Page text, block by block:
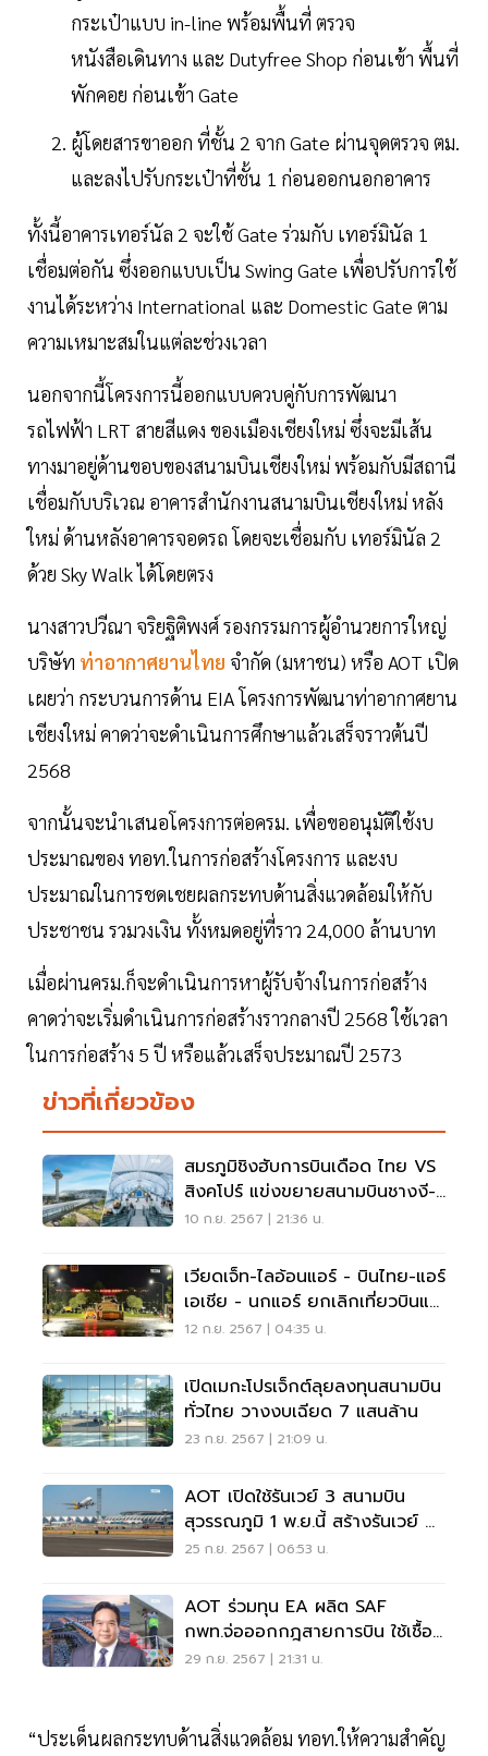
กระเป๋าแบบ in-line พร้อมพื้นที่ ตรวจ
หนังสือเดินทาง และ Dutyfree Shop ก่อนเข้า พื้นที่
พักคอย ก่อนเข้า Gate
ผู้โดยสารขาออก ที่ชั้น 2 จาก Gate ผ่านจุดตรวจ ตม.
และลงไปรับกระเป๋าที่ชั้น 1 ก่อนออกนอกอาคาร
ทั้งนี้อาคารเทอร์นัล 2 จะใช้ Gate ร่วมกับ เทอร์มินัล 1
เชื่อมต่อกัน ซึ่งออกแบบเป็น Swing Gate เพื่อปรับการใช้
งานได้ระหว่าง International และ Domestic Gate ตาม
ความเหมาะสมในแต่ละช่วงเวลา
นอกจากนี้โครงการนี้ออกแบบควบคู่กับการพัฒนา
รถไฟฟ้า LRT สายสีแดง ของเมืองเชียงใหม่ ซึ่งจะมีเส้น
ทางมาอยู่ด้านขอบของสนามบินเชียงใหม่ พร้อมกับมีสถานี
เชื่อมกับบริเวณ อาคารสำนักงานสนามบินเชียงใหม่ หลัง
ใหม่ ด้านหลังอาคารจอดรถ โดยจะเชื่อมกับ เทอร์มินัล 2
ด้วย Sky Walk ได้โดยตรง
นางสาวปวีณา จริยฐิติพงศ์ รองกรรมการผู้อำนวยการใหญ่
บริษัท ท่าอากาศยานไทย จำกัด (มหาชน) หรือ AOT เปิด
เผยว่า กระบวนการด้าน EIA โครงการพัฒนาท่าอากาศยาน
เชียงใหม่ คาดว่าจะดำเนินการศึกษาแล้วเสร็จราวต้นปี
2568
จากนั้นจะนำเสนอโครงการต่อครม. เพื่อขออนุมัติใช้งบ
ประมาณของ ทอท.ในการก่อสร้างโครงการ และงบ
ประมาณในการชดเชยผลกระทบด้านสิ่งแวดล้อมให้กับ
ประชาชน รวมวงเงิน ทั้งหมดอยู่ที่ราว 24,000 ล้านบาท
เมื่อผ่านครม.ก็จะดำเนินการหาผู้รับจ้างในการก่อสร้าง
คาดว่าจะเริ่มดำเนินการก่อสร้างราวกลางปี 2568 ใช้เวลา
ในการก่อสร้าง 5 ปี หรือแล้วเสร็จประมาณปี 2573
ข่าวที่เกี่ยวข้อง
สมรภูมิชิงฮับการบินเดือด ไทย VS
สิงคโปร์ แข่งขยายสนามบินชางงี-
สุวรรณภูมิ
10 ก.ย. 2567 | 21:36 น.
เวียดเจ็ท-ไลอ้อนแอร์ - บินไทย-แอร์
เอเชีย - นกแอร์ ยกเลิกเที่ยวบินแม่
ฟ้าหลวง
12 ก.ย. 2567 | 04:35 น.
เปิดเมกะโปรเจ็กต์ลุยลงทุนสนามบิน
ทั่วไทย วางงบเฉียด 7 แสนล้าน
23 ก.ย. 2567 | 21:09 น.
AOT เปิดใช้รันเวย์ 3 สนามบิน
สุวรรณภูมิ 1 พ.ย.นี้ สร้างรันเวย์ 4
ปี 2570
25 ก.ย. 2567 | 06:53 น.
AOT ร่วมทุน EA ผลิต SAF
กพท.จ่อออกกฎสายการบิน ใช้เชื้อ
เพลิงชีวภาพ 2%
29 ก.ย. 2567 | 21:31 น.
“ประเด็นผลกระทบด้านสิ่งแวดล้อม ทอท.ให้ความสำคัญ